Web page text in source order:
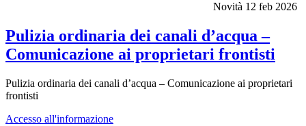
Novità 12 feb 2026
Pulizia ordinaria dei canali d’acqua –
Comunicazione ai proprietari frontisti
Pulizia ordinaria dei canali d’acqua – Comunicazione ai proprietari
frontisti
Accesso all'informazione